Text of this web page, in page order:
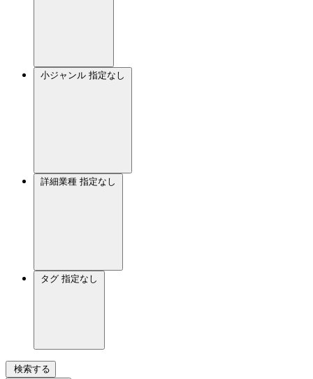
小ジャンル 指定なし
詳細業種 指定なし
タグ 指定なし
検索する